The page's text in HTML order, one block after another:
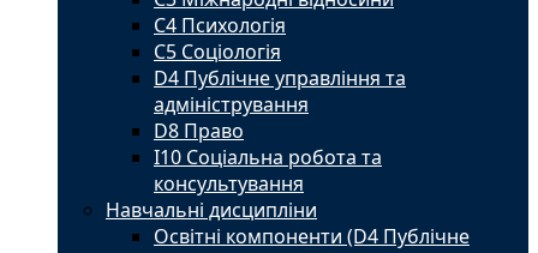
C4 Психологія
С5 Соціологія
D4 Публічне управління та
адміністрування
D8 Право
I10 Соціальна робота та
консультування
Навчальні дисципліни
Освітні компоненти (D4 Публічне